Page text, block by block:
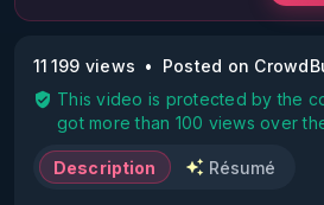
11 199 views
Posted on
This video is protected by the
got more than 100 views over
Description Résumé